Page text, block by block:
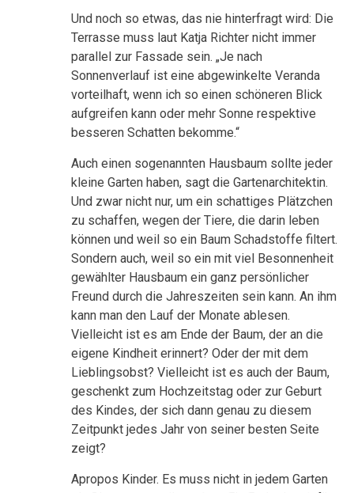
Und noch so etwas, das nie hinterfragt wird: Die
Terrasse muss laut Katja Richter nicht immer
parallel zur Fassade sein. „Je nach
Sonnenverlauf ist eine abgewinkelte Veranda
vorteilhaft, wenn ich so einen schöneren Blick
aufgreifen kann oder mehr Sonne respektive
besseren Schatten bekomme.“
Auch einen sogenannten Hausbaum sollte jeder
kleine Garten haben, sagt die Gartenarchitektin.
Und zwar nicht nur, um ein schattiges Plätzchen
zu schaffen, wegen der Tiere, die darin leben
können und weil so ein Baum Schadstoffe filtert.
Sondern auch, weil so ein mit viel Besonnenheit
gewählter Hausbaum ein ganz persönlicher
Freund durch die Jahreszeiten sein kann. An ihm
kann man den Lauf der Monate ablesen.
Vielleicht ist es am Ende der Baum, der an die
eigene Kindheit erinnert? Oder der mit dem
Lieblingsobst? Vielleicht ist es auch der Baum,
geschenkt zum Hochzeitstag oder zur Geburt
des Kindes, der sich dann genau zu diesem
Zeitpunkt jedes Jahr von seiner besten Seite
zeigt?
Apropos Kinder. Es muss nicht in jedem Garten